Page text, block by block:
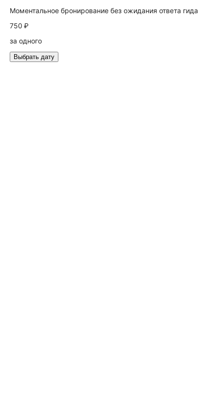
Моментальное бронирование без ожидания ответа гида
750 ₽
за одного
Выбрать дату